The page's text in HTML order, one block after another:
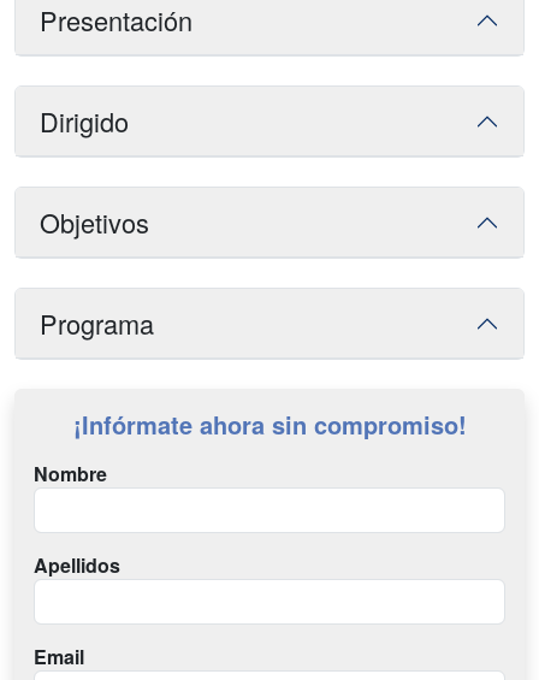
Presentación
Dirigido
Objetivos
Programa
¡Infórmate ahora sin compromiso!
Nombre
Apellidos
Email